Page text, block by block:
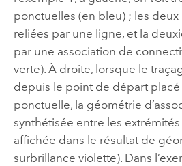
ponctuelles (en bleu) ; les
reliées par une ligne, et la
par une association de
verte). À droite, lorsque le
depuis le point de départ placé
ponctuelle, la géométrie
synthétisée entre les extrémités
affichée dans le résultat de
surbrillance violette). Dans